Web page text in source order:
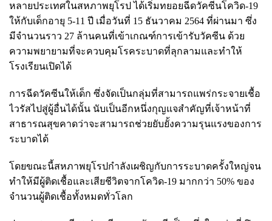
หลายประเทศในสหภาพยุโรป ได้เริ่มทยอยฉีดวัคซีนโควิด-19
ให้กับเด็กอายุ 5-11 ปี เมื่อวันที่ 15 ธันวาคม 2564 ที่ผ่านมา ซึ่ง
มีจำนวนราว 27 ล้านคนที่เข้าเกณฑ์การเข้ารับวัคซีน ด้วย
ความพยายามที่จะควบคุมโรคระบาดที่ลุกลามและทำให้
โรงเรียนเปิดได้
การฉีดวัคซีนให้เด็ก ซึ่งจัดเป็นกลุ่มที่สามารถแพร่กระจายเชื้อ
ไวรัสไปสู่ผู้อื่นได้นั้น นับเป็นอีกหนึ่งกุญแจสำคัญที่เจ้าหน้าที่
สาธารณสุขคาดว่าจะสามารถช่วยยับยั้งความรุนแรงของการ
ระบาดได้
โดยขณะนี้สหภาพยุโรปกำลังเผชิญกับการระบาดครั้งใหญ่จน
ทำให้มีผู้ติดเชื้อและเสียชีวิตจากโควิด-19 มากกว่า 50% ของ
จำนวนผู้ติดเชื้อทั้งหมดทั่วโลก